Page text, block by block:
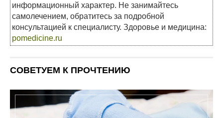
информационный характер. Не занимайтесь
самолечением, обратитесь за подробной
консультацией к специалисту. Здоровье и медицина:
pomedicine.ru
СОВЕТУЕМ К ПРОЧТЕНИЮ